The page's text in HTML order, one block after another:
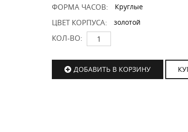
ФОРМА ЧАСОВ: Круглые
ЦВЕТ КОРПУСА: золотой
КОЛ-ВО:
ДОБАВИТЬ В КОРЗИНУ